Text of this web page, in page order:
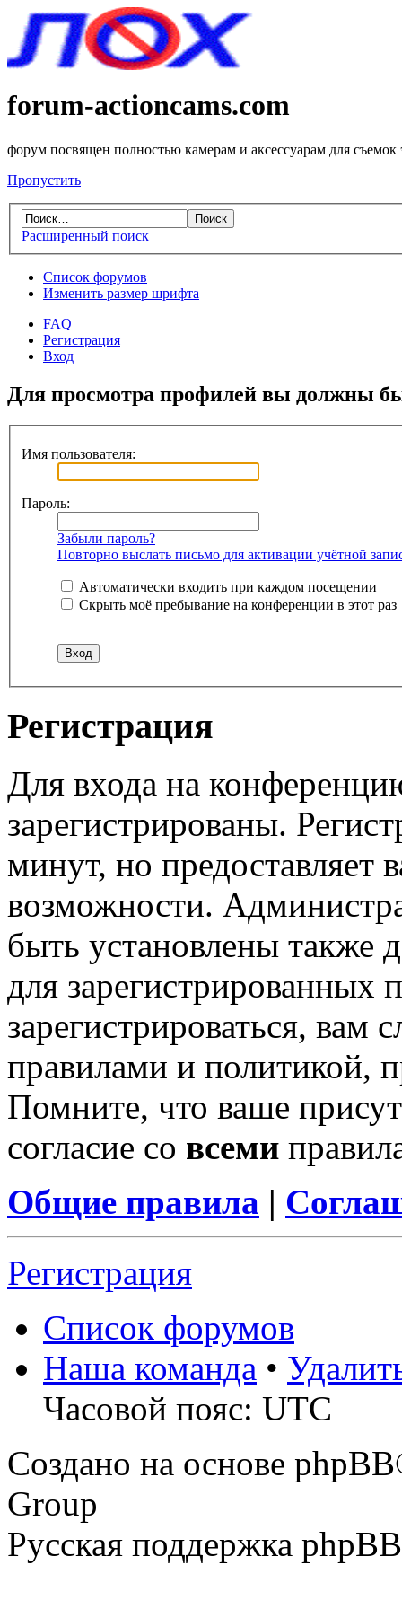
forum-actioncams.com
форум посвящен полностью камерам и аксессуарам для съемок
Пропустить
Расширенный поиск
Список форумов
Изменить размер шрифта
FAQ
Регистрация
Вход
Для просмотра профилей вы должны
Имя пользователя:
Пароль:
Забыли пароль?
Повторно выслать письмо для активации учётной
Автоматически входить при каждом посещении
Скрыть моё пребывание на конференции в этот раз
Регистрация
Для входа на
зарегистрированы.
минут, но предоставляет
возможности.
быть установлены также
для зарегистрированных
зарегистрироваться, вам
правилами и политикой,
Помните, что ваше
согласие со всеми
Общие правила |
Регистрация
Список форумов
Наша команда •
Часовой пояс: UTC
Создано на основе
Group
Русская поддержка phpBB